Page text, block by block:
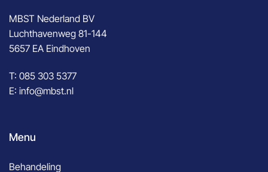
MBST Nederland BV
Luchthavenweg 81-144
5657 EA Eindhoven
T: 085 303 5377
E: info@mbst.nl
Menu
Behandeling